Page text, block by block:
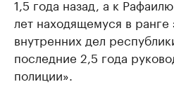
1,5 года назад, а к
лет находящемуся в
внутренних дел
последние 2,5 года
полиции».